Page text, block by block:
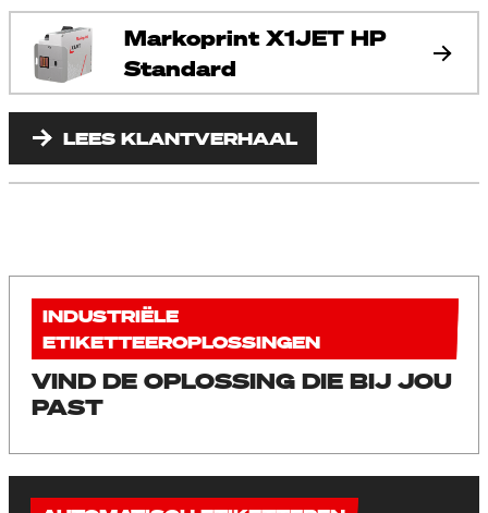
Markoprint X1JET HP
Standard
LEES KLANTVERHAAL
INDUSTRIËLE
ETIKETTEEROPLOSSINGEN
VIND DE OPLOSSING DIE BIJ JOU
PAST